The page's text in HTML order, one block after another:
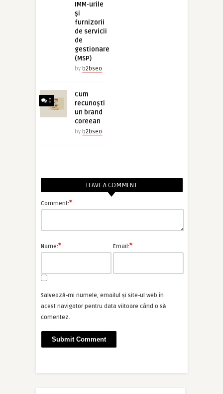
IMM-urile
și
furnizorii
de servicii
de
gestionare
(MSP)
by b2bseo
0
Cum
recunoști
un brand
coreean
by b2bseo
LEAVE A COMMENT
Comment:*
Name:* Email:*
Salvează-mi numele, emailul și site-ul web în
acest navigator pentru data viitoare când o să
comentez.